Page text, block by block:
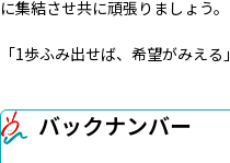
に集結させ共に頑張りましょう。
「1歩ふみ出せば、希望がみえる」
バックナンバー